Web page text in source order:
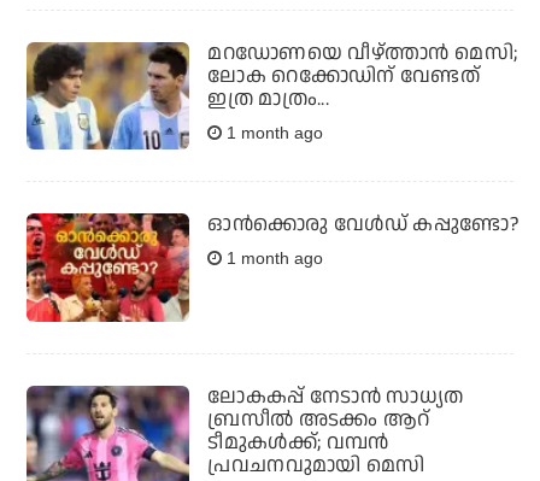
മറഡോണയെ വീഴ്ത്താന്‍ മെസി;
ലോക റെക്കോഡിന് വേണ്ടത്
ഇത്ര മാത്രം...
1 month ago
ഓൻക്കൊരു വേൾഡ് കപ്പുണ്ടോ?
1 month ago
ലോകകപ്പ് നേടാന്‍ സാധ്യത
ബ്രസീല്‍ അടക്കം ആറ്
ടീമുകള്‍ക്ക്; വമ്പന്‍
പ്രവചനവുമായി മെസി